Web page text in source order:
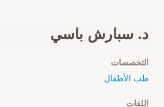
د. سبارش باسي
التخصصات
طب الأطفال
اللغات